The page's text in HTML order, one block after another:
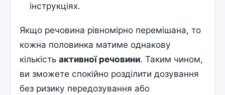
інструкціях.
Якщо речовина рівномірно перемішана, то
кожна половинка матиме однакову
кількістьактивної речовини. Таким чином,
ви зможете спокійно розділити дозування
без ризику передозування або